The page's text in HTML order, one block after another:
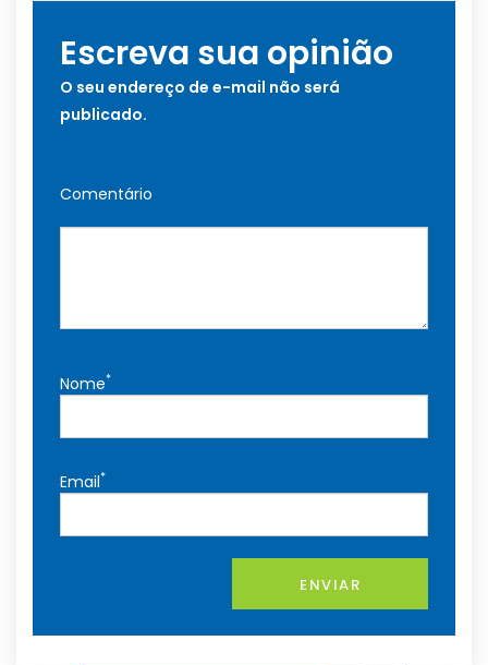
Escreva sua opinião
O seu endereço de e-mail não será
publicado.
Comentário
Nome*
Email*
ENVIAR